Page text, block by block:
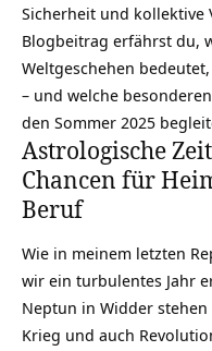
Sicherheit und kollektive
Blogbeitrag erfährst du,
Weltgeschehen
– und welche
den Sommer 2025
Astrologische
Chancen für
Beruf
Wie in meinem letzten
wir ein turbulentes Jahr
Neptun in Widder
Krieg und auch